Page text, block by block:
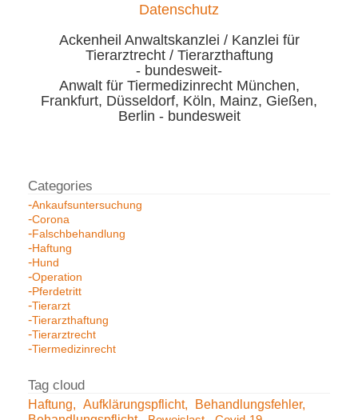
Datenschutz
Ackenheil Anwaltskanzlei / Kanzlei für
Tierarztrecht / Tierarzthaftung
- bundesweit-
Anwalt für Tiermedizinrecht München,
Frankfurt, Düsseldorf, Köln, Mainz, Gießen,
Berlin - bundesweit
Ankaufsuntersuchung
Corona
Falschbehandlung
Haftung
Hund
Operation
Pferdetritt
Tierarzt
Tierarzthaftung
Tierarztrecht
Tiermedizinrecht
Haftung Aufklärungspflicht
Behandlungsfehler